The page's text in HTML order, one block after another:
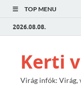
TOP MENU
2026.08.08.
Kerti
Virág infók: Virág,